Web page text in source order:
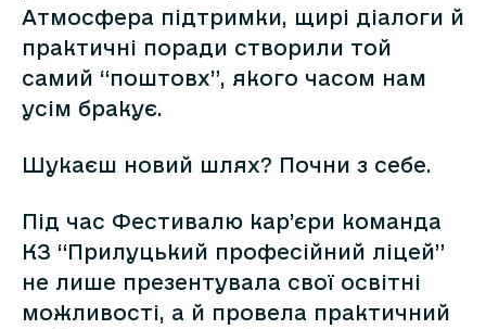
Атмосфера підтримки, щирі діалоги й
практичні поради створили той
самий “поштовх”, якого часом нам
усім бракує.
Шукаєш новий шлях? Почни з себе.
Під час Фестивалю кар’єри команда
КЗ “Прилуцький професійний ліцей”
не лише презентувала свої освітні
можливості, а й провела практичний